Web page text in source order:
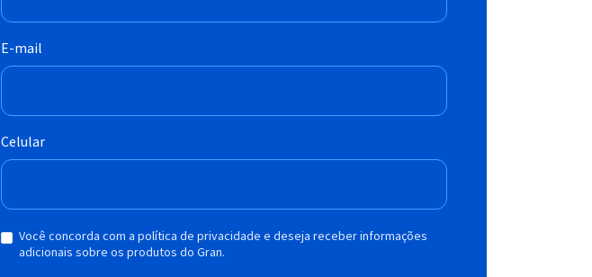
E-mail
Celular
Você concorda com a política de privacidade e deseja receber informações
adicionais sobre os produtos do Gran.